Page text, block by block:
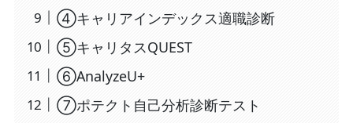
④キャリアインデックス適職診断
⑤キャリタスQUEST
⑥AnalyzeU+
⑦ポテクト自己分析診断テスト